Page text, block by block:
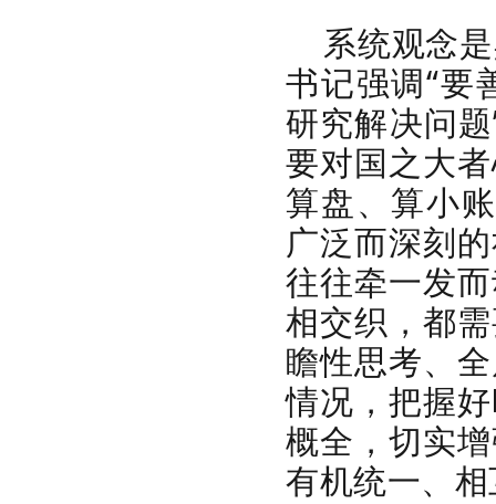
系统观念
书记强调“要
研究解决问
要对国之大
算盘、算小
广泛而深刻
往往牵一发
相交织，都
瞻性思考、
情况，把握
概全，切实
有机统一、